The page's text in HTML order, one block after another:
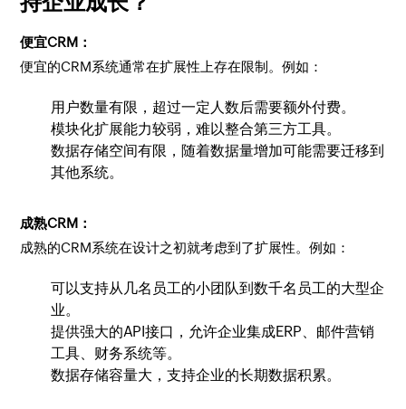
便宜CRM：
便宜的CRM系统通常在扩展性上存在限制。例如：
用户数量有限，超过一定人数后需要额外付费。
模块化扩展能力较弱，难以整合第三方工具。
数据存储空间有限，随着数据量增加可能需要迁移到
其他系统。
成熟CRM：
成熟的CRM系统在设计之初就考虑到了扩展性。例如：
可以支持从几名员工的小团队到数千名员工的大型企
业。
提供强大的API接口，允许企业集成ERP、邮件营销
工具、财务系统等。
数据存储容量大，支持企业的长期数据积累。